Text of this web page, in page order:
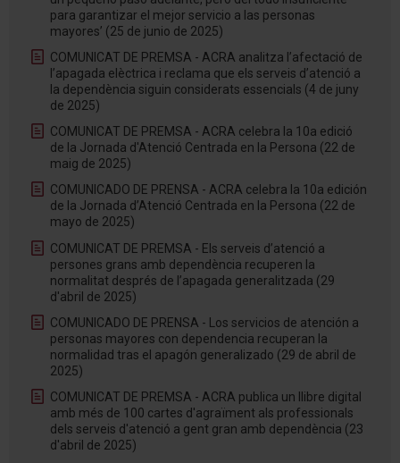
para garantizar el mejor servicio a las personas
mayores’ (25 de junio de 2025)
COMUNICAT DE PREMSA - ACRA analitza l’afectació de
l’apagada elèctrica i reclama que els serveis d’atenció a
la dependència siguin considerats essencials (4 de juny
de 2025)
COMUNICAT DE PREMSA - ACRA celebra la 10a edició
de la Jornada d'Atenció Centrada en la Persona (22 de
maig de 2025)
COMUNICADO DE PRENSA - ACRA celebra la 10a edición
de la Jornada d’Atenció Centrada en la Persona (22 de
mayo de 2025)
COMUNICAT DE PREMSA - Els serveis d’atenció a
persones grans amb dependència recuperen la
normalitat després de l’apagada generalitzada (29
d'abril de 2025)
COMUNICADO DE PRENSA - Los servicios de atención a
personas mayores con dependencia recuperan la
normalidad tras el apagón generalizado (29 de abril de
2025)
COMUNICAT DE PREMSA - ACRA publica un llibre digital
amb més de 100 cartes d'agraïment als professionals
dels serveis d'atenció a gent gran amb dependència (23
d'abril de 2025)